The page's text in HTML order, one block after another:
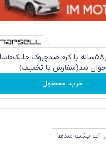
این آقای58ساله
جوان شد(سفارش با تخفیف)
خرید محصول